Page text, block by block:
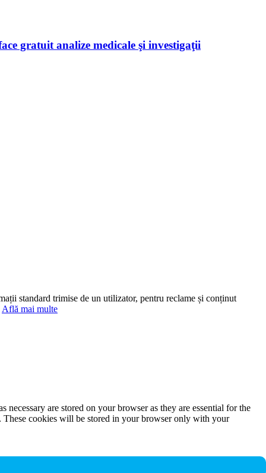
gratuit analize medicale şi investigaţii
standard trimise de un utilizator, pentru reclame și conținut
Află mai multe
are stored on your browser as they are essential for the
These cookies will be stored in your browser only with your